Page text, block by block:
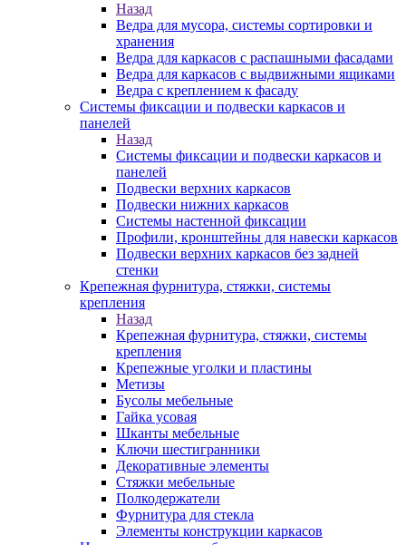
Назад
Ведра для мусора, системы сортировки и
хранения
Ведра для каркасов с распашными фасадами
Ведра для каркасов с выдвижными ящиками
Ведра с креплением к фасаду
Системы фиксации и подвески каркасов и
панелей
Назад
Системы фиксации и подвески каркасов и
панелей
Подвески верхних каркасов
Подвески нижних каркасов
Системы настенной фиксации
Профили, кронштейны для навески каркасов
Подвески верхних каркасов без задней
стенки
Крепежная фурнитура, стяжки, системы
крепления
Назад
Крепежная фурнитура, стяжки, системы
крепления
Крепежные уголки и пластины
Метизы
Бусолы мебельные
Гайка усовая
Шканты мебельные
Ключи шестигранники
Декоративные элементы
Стяжки мебельные
Полкодержатели
Фурнитура для стекла
Элементы конструкции каркасов